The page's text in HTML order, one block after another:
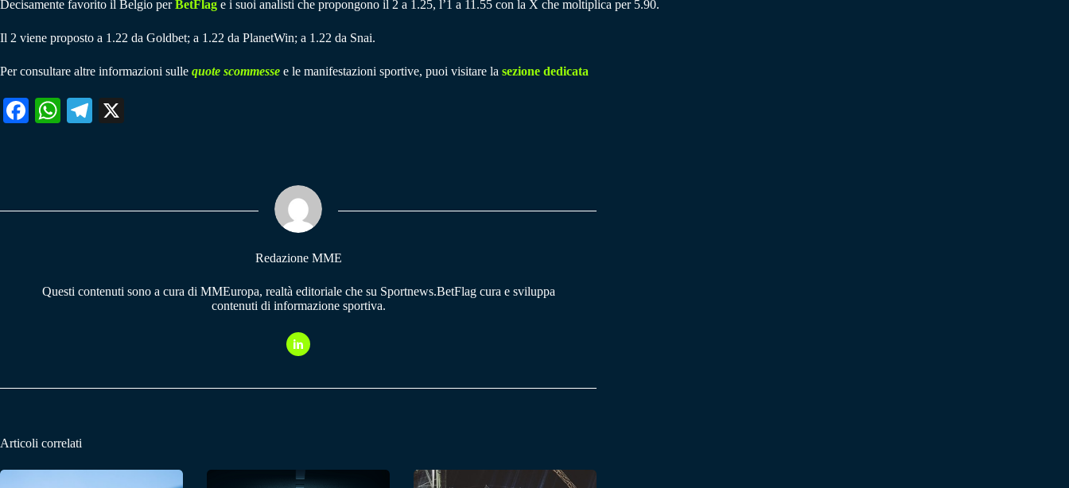
Decisamente favorito il Belgio perBetFlag e i suoi analisti che propongono il 2 a 1.25, l’1 a 11.55 con la X che moltiplica per 5.90.
Il 2 viene proposto a 1.22 da Goldbet; a 1.22 da PlanetWin; a 1.22 da Snai.
Per consultare altre informazioni sulle quote scommesse e le manifestazioni sportive, puoi visitare la sezione dedicata
Fa W
pp
Te
m
Redazione MME
Questi contenuti sono a cura di MMEuropa, realtà editoriale che su Sportnews.BetFlag cura e sviluppa
contenuti di informazione sportiva.
Articoli correlati